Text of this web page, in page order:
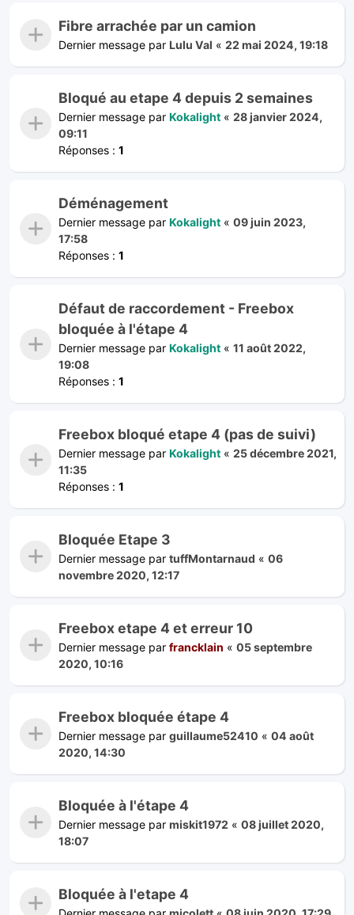
Fibre arrachée par un camion
Dernier message par Lulu Val « 22 mai 2024, 19:18
Bloqué au etape 4 depuis 2 semaines
Dernier message par Kokalight « 28 janvier 2024,
09:11
Réponses : 1
Déménagement
Dernier message par Kokalight « 09 juin 2023,
17:58
Réponses : 1
Défaut de raccordement - Freebox
bloquée à l'étape 4
Dernier message par Kokalight « 11 août 2022,
19:08
Réponses : 1
Freebox bloqué etape 4 (pas de suivi)
Dernier message par Kokalight « 25 décembre 2021,
11:35
Réponses : 1
Bloquée Etape 3
Dernier message par tuffMontarnaud « 06
novembre 2020, 12:17
Freebox etape 4 et erreur 10
Dernier message par francklain « 05 septembre
2020, 10:16
Freebox bloquée étape 4
Dernier message par guillaume52410 « 04 août
2020, 14:30
Bloquée à l'étape 4
Dernier message par miskit1972 « 08 juillet 2020,
18:07
Bloquée à l'etape 4